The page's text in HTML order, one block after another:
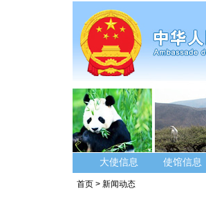
大使信息 使馆信息
首页 > 新闻动态